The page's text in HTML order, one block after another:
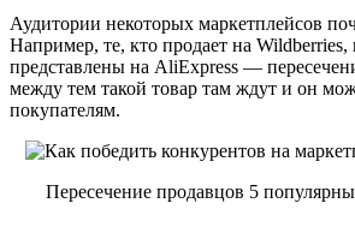
Аудитории некоторых маркетплейсов
Например, те, кто продает на Wildberries,
представлены на AliExpress —
между тем такой товар там ждут и он
покупателям.
Пересечение продавцов 5